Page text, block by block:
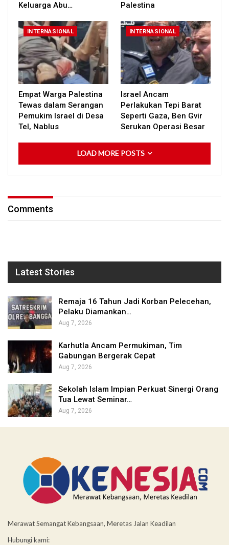
Keluarga Abu…
Palestina
INTERNASIONAL
Empat Warga Palestina
Tewas dalam Serangan
Pemukim Israel di Desa
Tel, Nablus
INTERNASIONAL
Israel Ancam
Perlakukan Tepi Barat
Seperti Gaza, Ben Gvir
Serukan Operasi Besar
LOAD MORE POSTS
Comments
Latest Stories
Remaja 16 Tahun Jadi Korban Pelecehan,
Pelaku Diamankan…
Aug 7, 2026
Karhutla Ancam Permukiman, Tim
Gabungan Bergerak Cepat
Aug 7, 2026
Sekolah Islam Impian Perkuat Sinergi Orang
Tua Lewat Seminar…
Aug 7, 2026
Merawat Semangat Kebangsaan, Meretas Jalan Keadilan
Hubungi kami: